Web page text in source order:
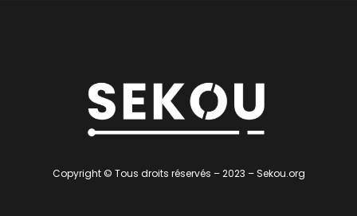
Copyright © Tous droits réservés – 2023 – Sekou.org